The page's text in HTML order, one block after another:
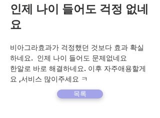
인제 나이 들어도 걱정 없네
요
비아그라효과가 걱정했던 것보다 효과 확실
하네요.  인제 나이 들어도 문제없네요
한알로 바로 해결하네요. 이후 자주애용할게
요 ,서비스 많이주세요 ㅋ
목록